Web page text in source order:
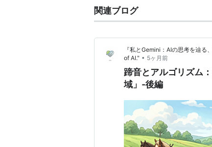
関連ブログ
『私とGemini：AIの思考を辿
of AI." • 5ヶ月前
蹄音とアルゴリズム
域」‐後編